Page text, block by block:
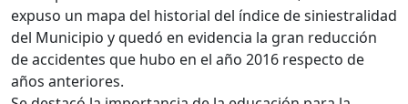
expuso un mapa del historial del índice de siniestralidad
del Municipio y quedó en evidencia la gran reducción
de accidentes que hubo en el año 2016 respecto de
años anteriores.